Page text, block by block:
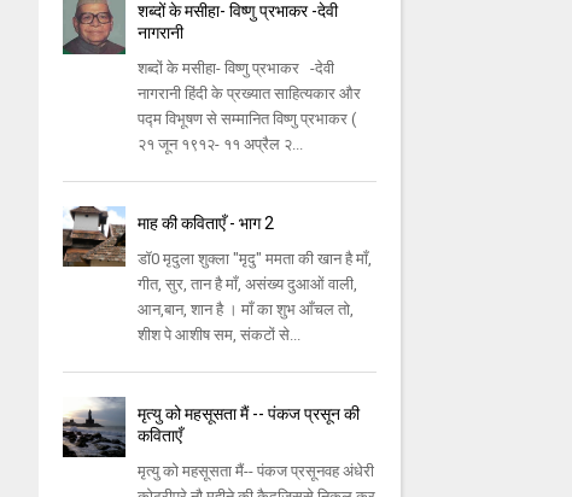
शब्दों के मसीहा- विष्णु प्रभाकर -देवी
नागरानी
शब्दों के मसीहा- विष्णु प्रभाकर -देवी
नागरानी हिंदी के प्रख्यात साहित्यकार और
पद्म विभूषण से सम्मानित विष्णु प्रभाकर (
२१ जून १९१२- ११ अप्रैल २...
माह की कविताएँ - भाग 2
डॉ0 मृदुला शुक्ला "मृदु" ममता की खान है माँ,
गीत, सुर, तान है माँ, असंख्य दुआओं वाली,
आन,बान, शान है । माँ का शुभ आँचल तो,
शीश पे आशीष सम, संकटों से...
मृत्यु को महसूसता मैं -- पंकज प्रसून की
कविताएँ
मृत्यु को महसूसता मैं-- पंकज प्रसूनवह अंधेरी